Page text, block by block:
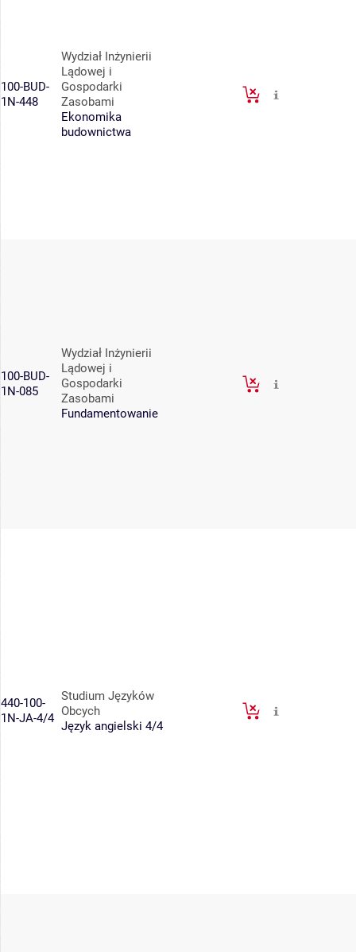
100-BUD-
1N-448
Wydział Inżynierii
Lądowej i
Gospodarki
Zasobami
Ekonomika
budownictwa
100-BUD-
1N-085
Wydział Inżynierii
Lądowej i
Gospodarki
Zasobami
Fundamentowanie
440-100-
1N-JA-4/4
Studium Języków
Obcych
Język angielski 4/4